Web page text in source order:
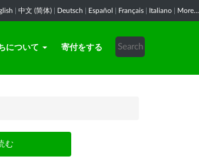
中文 (简体) Deutsch Español Français Italiano More...
について 寄付をする
む